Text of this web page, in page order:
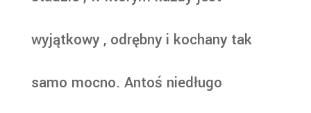
wyjątkowy , odrębny i kochany tak
samo mocno. Antoś niedługo